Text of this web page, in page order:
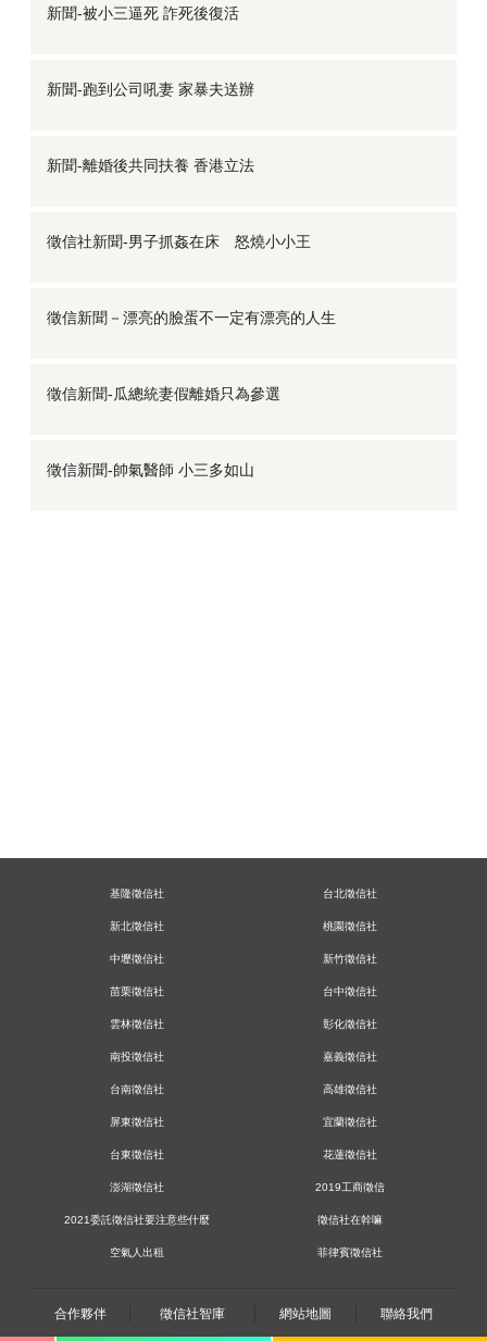
新聞-被小三逼死 詐死後復活
新聞-跑到公司吼妻 家暴夫送辦
新聞-離婚後共同扶養 香港立法
徵信社新聞-男子抓姦在床 怒燒小小王
徵信新聞－漂亮的臉蛋不一定有漂亮的人生
徵信新聞-瓜總統妻假離婚只為參選
徵信新聞-帥氣醫師 小三多如山
基隆徵信社 台北徵信社
新北徵信社 桃園徵信社
中壢徵信社 新竹徵信社
苗栗徵信社 台中徵信社
雲林徵信社 彰化徵信社
南投徵信社 嘉義徵信社
台南徵信社 高雄徵信社
屏東徵信社 宜蘭徵信社
台東徵信社 花蓮徵信社
澎湖徵信社 2019工商徵信
2021委託徵信社要注意些什麼 徵信社在幹嘛
空氣人出租 菲律賓徵信社
合作夥伴 徵信社智庫 網站地圖 聯絡我們